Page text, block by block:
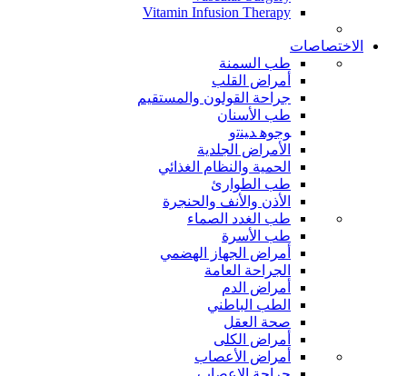
Vitamin Infusion Therapy
الاختصاصات
طب السمنة
أمراض القلب
جراحة القولون والمستقيم
طب الأسنان
ﻮﺟﻮﻫ ﺪﻴﻨﺗﻭ
الأمراض الجلدية
الحمية والنظام الغذائي
طب الطوارئ
الأذن والأنف والحنجرة
طب الغدد الصماء
طب الأسرة
أمراض الجهاز الهضمي
الجراحة العامة
أمراض الدم
الطب الباطني
صحة العقل
أمراض الكلى
أمراض الأعصاب